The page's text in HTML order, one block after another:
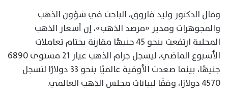
وقال الدكتور وليد فاروق، الباحث في شؤون الذهب
والمجوهرات ومدير «مرصد الذهب»، إن أسعار الذهب
المحلية ارتفعت بنحو 45 جنيهًا مقارنة بختام تعاملات
الأسبوع الماضي، ليسجل جرام الذهب عيار 21 مستوى 6890
جنيهًا، بينما صعدت الأوقية عالميًا بنحو 33 دولارًا لتسجل
4570 دولارًا، وفقًا لبيانات مجلس الذهب العالمي.